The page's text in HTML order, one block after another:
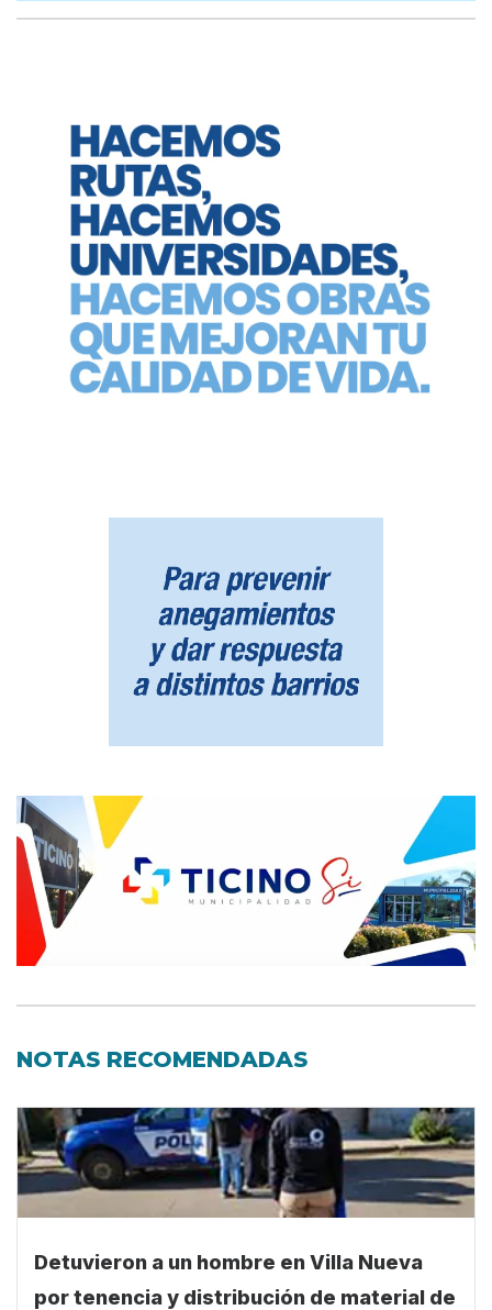
NOTAS RECOMENDADAS
Detuvieron a un hombre en Villa Nueva
por tenencia y distribución de material de